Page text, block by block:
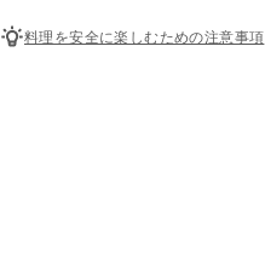
料理を安全に楽しむための注意事項